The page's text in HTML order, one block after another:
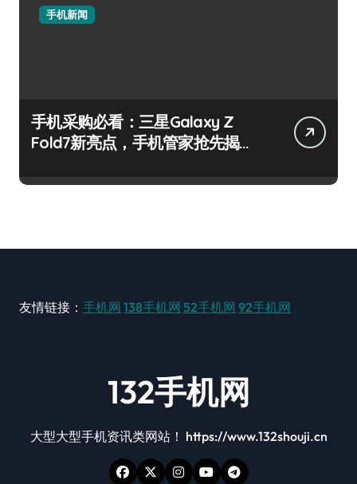
手机新闻
手机采购必看：三星Galaxy Z
Fold7新亮点，手机管家抢先揭
友情链接： 手机网 138手机网 52手机网 92手机网
132手机网
大型大型手机资讯类网站！ https://www.132shouji.cn